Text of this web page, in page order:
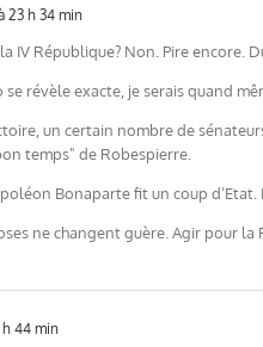
23 h 34 min
IV République? Non. Pire encore.
se révèle exacte, je serais quand
un certain nombre de
temps" de Robespierre.
Bonaparte fit un coup
ne changent guère. Agir pour la
44 min